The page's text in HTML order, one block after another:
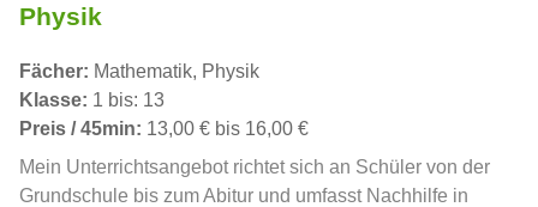
Physik
Fächer: Mathematik, Physik
Klasse: 1 bis: 13
Preis / 45min: 13,00 € bis 16,00 €
Mein Unterrichtsangebot richtet sich an Schüler von der
Grundschule bis zum Abitur und umfasst Nachhilfe in